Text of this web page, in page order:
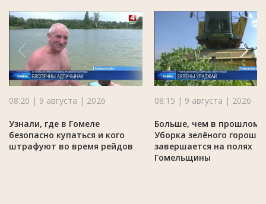
08:20 | 9 августа | 2026
Узнали, где в Гомеле
безопасно купаться и кого
штрафуют во время рейдов
08:15 | 9 августа | 2026
Больше, чем в прошлом
Уборка зелёного горошка
завершается на полях
Гомельщины